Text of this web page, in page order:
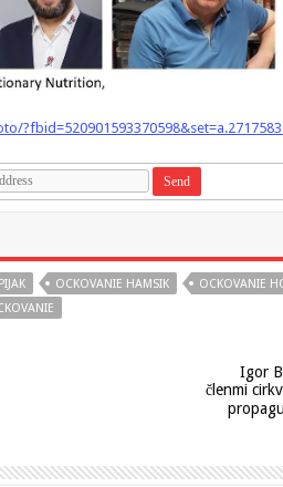
OCKOVANIE HAMSIK OCKOVANIE
Igor
členmi